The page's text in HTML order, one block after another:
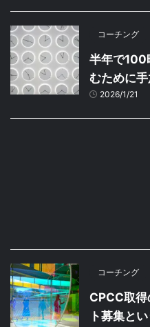
コーチング
半年で100
むために
2026/1/21
コーチング
CPCC取
ト募集と